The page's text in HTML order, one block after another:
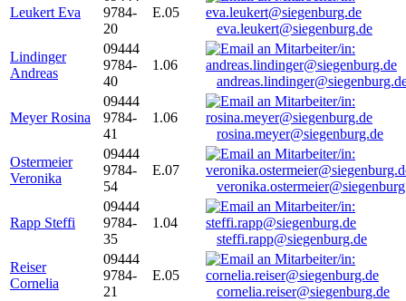
Leukert Eva
9784-
20
E.05
eva.leukert@siegenburg.de
Lindinger
Andreas
09444
9784-
40
1.06
Meyer Rosina
09444
9784-
41
1.06
rosina.meyer@siegenburg.de
Ostermeier
Veronika
09444
9784-
54
E.07
Rapp Steffi
09444
9784-
35
1.04
steffi.rapp@siegenburg.de
Reiser
Cornelia
09444
9784-
21
E.05
cornelia.reiser@siegenburg.de